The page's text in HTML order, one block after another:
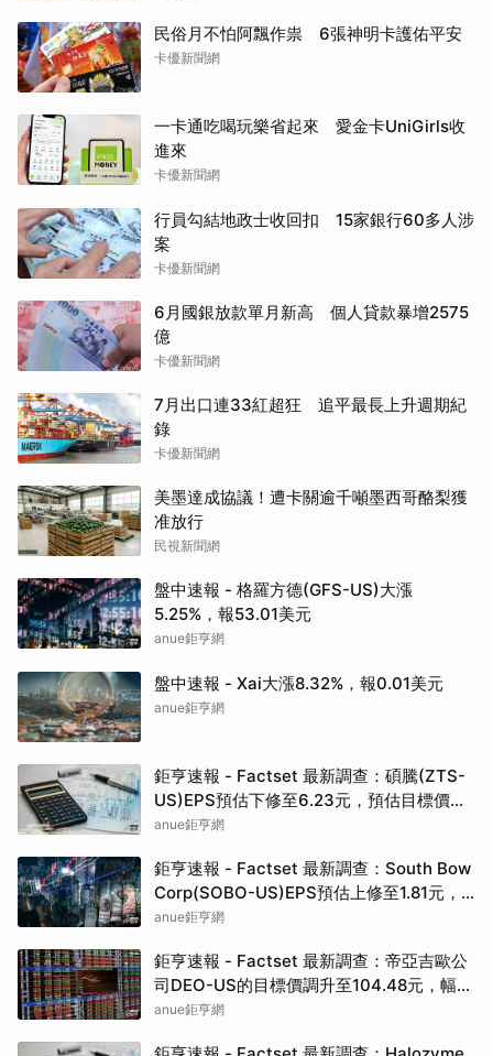
民俗月不怕阿飄作祟 6張神明卡護佑平安
卡優新聞網
一卡通吃喝玩樂省起來 愛金卡UniGirls收
進來
卡優新聞網
行員勾結地政士收回扣 15家銀行60多人涉
案
卡優新聞網
6月國銀放款單月新高 個人貸款暴增2575
億
卡優新聞網
7月出口連33紅超狂 追平最長上升週期紀
錄
卡優新聞網
美墨達成協議！遭卡關逾千噸墨西哥酪梨獲
准放行
民視新聞網
盤中速報 - 格羅方德(GFS-US)大漲
5.25%，報53.01美元
anue鉅亨網
盤中速報 - Xai大漲8.32%，報0.01美元
anue鉅亨網
鉅亨速報 - Factset 最新調查：碩騰(ZTS-
US)EPS預估下修至6.23元，預估目標價為
90.00元
anue鉅亨網
鉅亨速報 - Factset 最新調查：South Bow
Corp(SOBO-US)EPS預估上修至1.81元，
預估目標價為35.83元
anue鉅亨網
鉅亨速報 - Factset 最新調查：帝亞吉歐公
司DEO-US的目標價調升至104.48元，幅度
約3.43%
anue鉅亨網